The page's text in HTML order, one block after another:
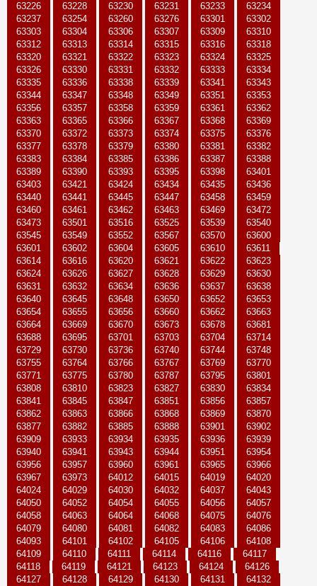
63226
63228 63230 63231 63233
63234
63237
63254 63260 63276 63301
63302
63303
63304 63306 63307 63309
63310
63312
63313 63314 63315 63316
63318
63320
63321 63322 63323 63324
63325
63326
63330 63331 63332 63333
63334
63335
63336 63338 63339 63341
63343
63344
63347 63348 63349 63351
63353
63356
63357 63358 63359 63361
63362
63363
63365 63366 63367 63368
63369
63370
63372 63373 63374 63375
63376
63377
63378 63379 63380 63381
63382
63383
63384 63385 63386 63387
63388
63389
63390 63393 63395 63398
63401
63403
63421 63424 63434 63435
63436
63440
63441 63445 63447 63458
63459
63460
63461 63462 63463 63469
63472
63473
63501 63516 63525 63539
63540
63545
63549 63552 63567 63570
63600
63601
63602 63604 63605 63610
63611
63614
63616 63620 63621 63622
63623
63624
63626 63627 63628 63629
63630
63631
63632 63634 63636 63637
63638
63640
63645 63648 63650 63652
63653
63654
63655 63656 63660 63662
63663
63664
63669 63670 63673 63678
63681
63688
63695 63701 63703 63704
63714
63729
63730 63736 63740 63744
63748
63755
63764 63766 63767 63769
63770
63771
63775 63780 63787 63795
63801
63808
63810 63823 63827 63830
63834
63841
63845 63847 63851 63856
63857
63862
63863 63866 63868 63869
63870
63877
63882 63885 63888 63901
63902
63909
63933 63934 63935 63936
63939
63940
63941 63943 63944 63951
63954
63956
63957 63960 63961 63965
63966
63967
63973 64012 64015 64019
64020
64024
64029 64030 64032 64037
64043
64050
64052 64054 64055 64056
64057
64058
64063 64064 64068 64075
64076
64079
64080 64081 64082 64083
64086
64093
64101 64102 64105 64106
64108
64109
64110 64111 64114 64116
64117
64118
64119 64121 64123 64124
64126
64127
64128 64129 64130 64131
64132